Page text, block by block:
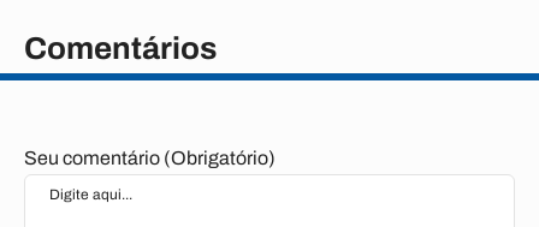
Comentários
Seu comentário (Obrigatório)